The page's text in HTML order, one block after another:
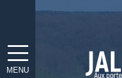
MENU